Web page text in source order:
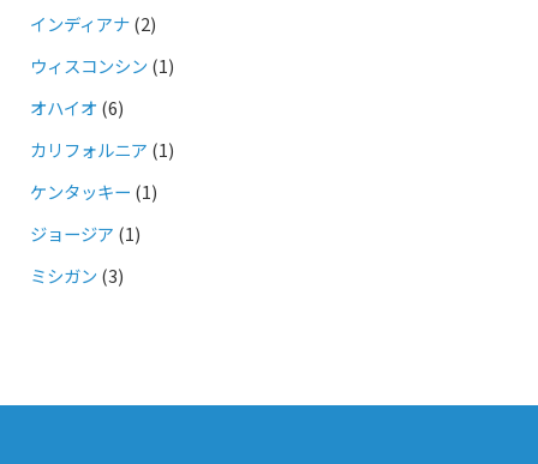
インディアナ(2)
ウィスコンシン (1)
オハイオ (6)
カリフォルニア (1)
ケンタッキー (1)
ジョージア (1)
ミシガン (3)